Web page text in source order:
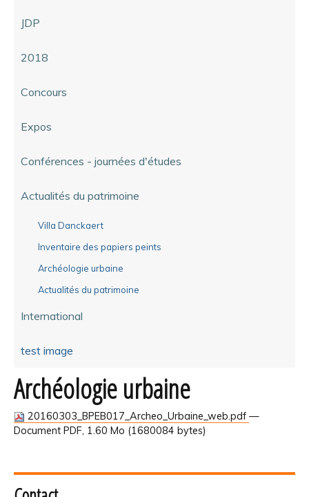
JDP
2018
Concours
Expos
Conférences - journées d'études
Actualités du patrimoine
Villa Danckaert
Inventaire des papiers peints
Archéologie urbaine
Actualités du patrimoine
International
test image
Archéologie urbaine
20160303_BPEB017_Archeo_Urbaine_web.pdf —
Document PDF, 1.60 Mo (1680084 bytes)